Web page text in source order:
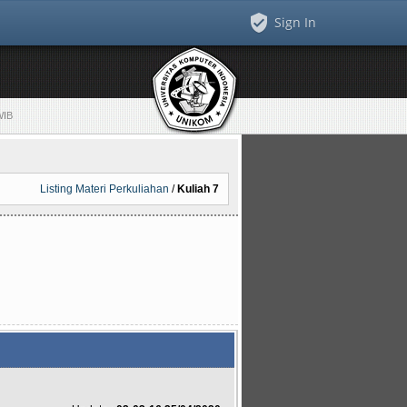
Sign In
Listing Materi Perkuliahan / Kuliah 7